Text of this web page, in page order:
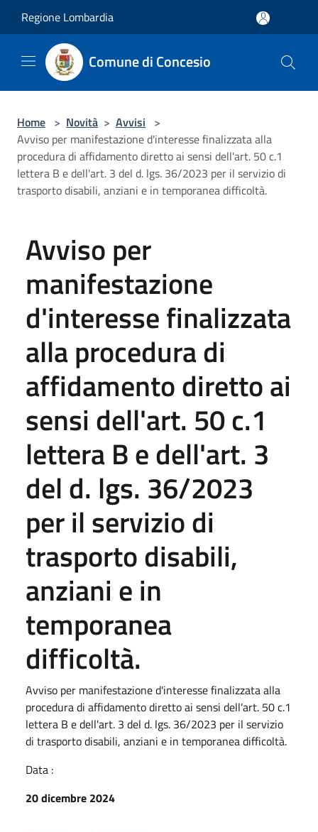
Regione Lombardia
Comune di Concesio
Home > Novità > Avvisi >
Avviso per manifestazione d'interesse finalizzata alla
procedura di affidamento diretto ai sensi dell'art. 50 c.1
lettera B e dell'art. 3 del d. lgs. 36/2023 per il servizio di
trasporto disabili, anziani e in temporanea difficoltà.
Avviso per
manifestazione
d'interesse finalizzata
alla procedura di
affidamento diretto ai
sensi dell'art. 50 c.1
lettera B e dell'art. 3
del d. lgs. 36/2023
per il servizio di
trasporto disabili,
anziani e in
temporanea
difficoltà.
Avviso per manifestazione d'interesse finalizzata alla
procedura di affidamento diretto ai sensi dell'art. 50 c.1
lettera B e dell'art. 3 del d. lgs. 36/2023 per il servizio
di trasporto disabili, anziani e in temporanea difficoltà.
Data :
20 dicembre 2024